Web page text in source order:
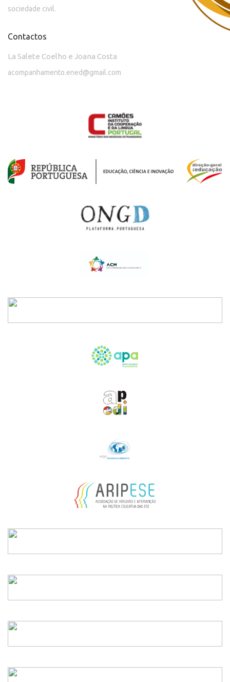
sociedade civil.
Contactos
La Salete Coelho e Joana Costa
acompanhamento.ened@gmail.com